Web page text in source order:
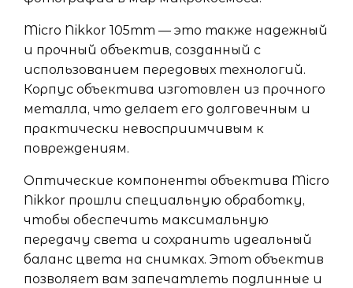
Micro Nikkor 105mm — это также надежный
и прочный объектив, созданный с
использованием передовых технологий.
Корпус объектива изготовлен из прочного
металла, что делает его долговечным и
практически невосприимчивым к
повреждениям.
Оптические компоненты объектива Micro
Nikkor прошли специальную обработку,
чтобы обеспечить максимальную
передачу света и сохранить идеальный
баланс цвета на снимках. Этот объектив
позволяет вам запечатлеть подлинные и